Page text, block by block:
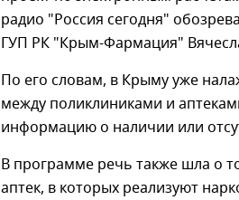
радио "Россия сегодня"
ГУП РК "Крым-Фармация"
По его словам, в Крыму уже
между поликлиниками и
информацию о наличии или
В программе речь также шла о
аптек, в которых реализуют